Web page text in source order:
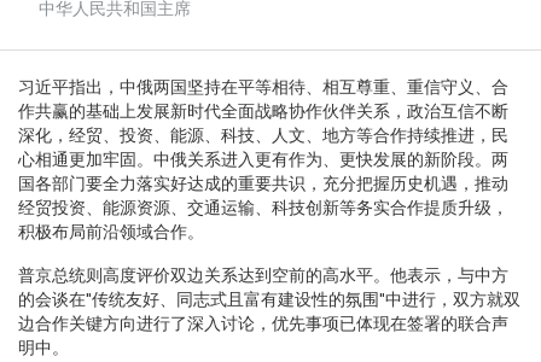
中华人民共和国主席
习近平指出，中俄两国坚持在平等相待、相互尊重、重信守义、合
作共赢的基础上发展新时代全面战略协作伙伴关系，政治互信不断
深化，经贸、投资、能源、科技、人文、地方等合作持续推进，民
心相通更加牢固。中俄关系进入更有作为、更快发展的新阶段。两
国各部门要全力落实好达成的重要共识，充分把握历史机遇，推动
经贸投资、能源资源、交通运输、科技创新等务实合作提质升级，
积极布局前沿领域合作。
普京总统则高度评价双边关系达到空前的高水平。他表示，与中方
的会谈在"传统友好、同志式且富有建设性的氛围"中进行，双方就双
边合作关键方向进行了深入讨论，优先事项已体现在签署的联合声
明中。